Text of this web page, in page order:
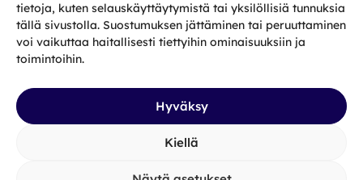
tietoja, kuten selauskäyttäytymistä tai yksilöllisiä tunnuksia
tällä sivustolla. Suostumuksen jättäminen tai peruuttaminen
voi vaikuttaa haitallisesti tiettyihin ominaisuuksiin ja
toimintoihin.
Hyväksy
Kiellä
Tilaa
Facebook
X Instagram
LinkedIn